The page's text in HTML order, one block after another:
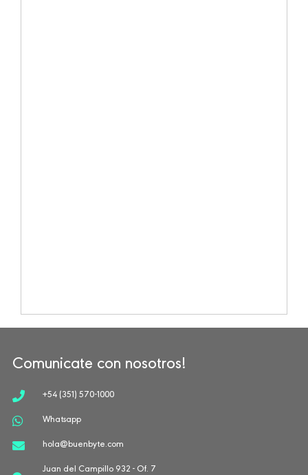
Comunicate con nosotros!
+54 (351) 570-1000
Whatsapp
hola@buenbyte.com
Juan del Campillo 932 - Of. 7